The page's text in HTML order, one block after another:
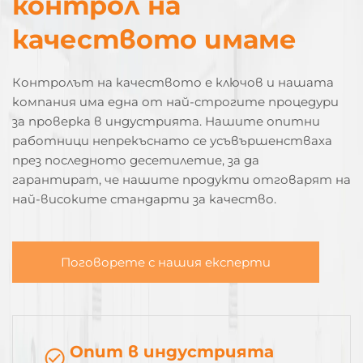
качеството имаме
Контролът на качеството е ключов и нашата
компания има една от най-строгите процедури
за проверка в индустрията. Нашите опитни
работници непрекъснато се усъвършенстваха
през последното десетилетие, за да
гарантират, че нашите продукти отговарят на
най-високите стандарти за качество.
Поговорете с нашия експерти
Опит в индустрията